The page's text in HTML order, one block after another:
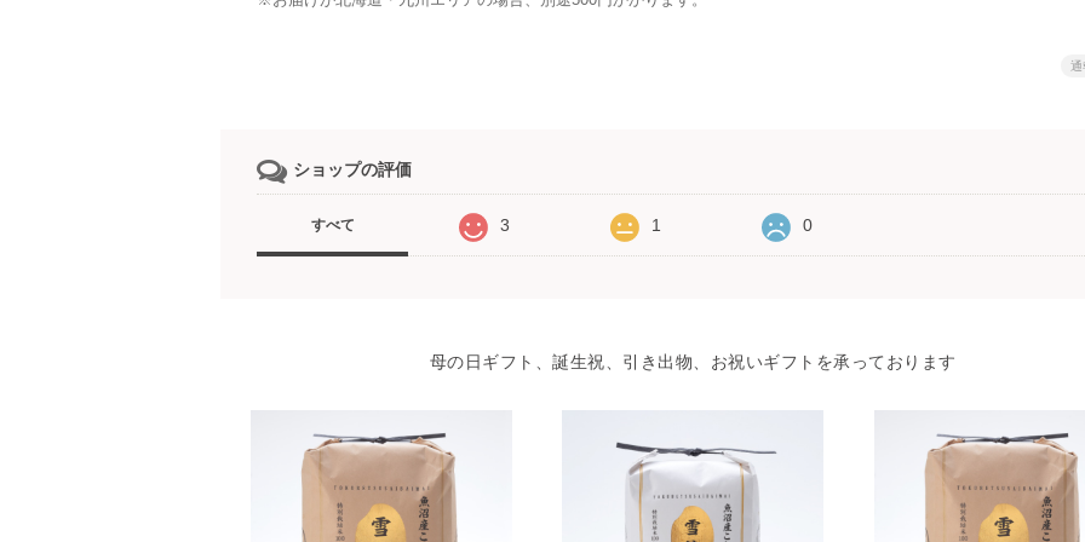
通
ショップの評価
すべて 3 1 0
母の日ギフト、誕生祝、引き出物、お祝いギフトを承っております